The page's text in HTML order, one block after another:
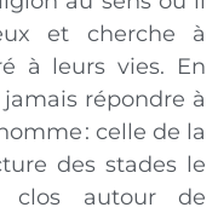
et cherche à
à leurs vies. En
répondre à
: celle de la
des stades le
clos autour de